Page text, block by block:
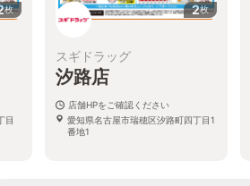
枚
目
2枚
スギドラッグ
汐路店
店舗HPをご確認ください
愛知県名古屋市瑞穂区汐路町四丁目1
番地1